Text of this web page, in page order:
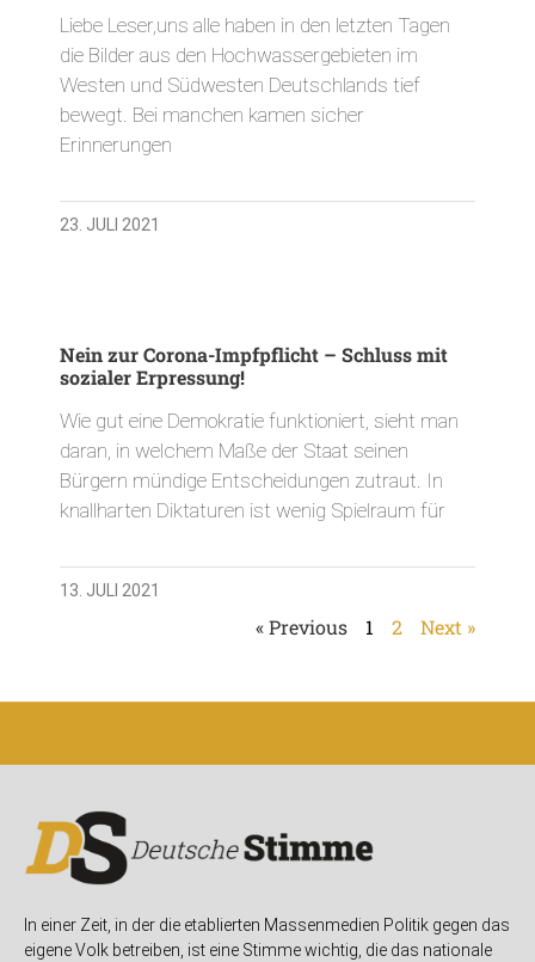
Liebe Leser,uns alle haben in den letzten Tagen
die Bilder aus den Hochwassergebieten im
Westen und Südwesten Deutschlands tief
bewegt. Bei manchen kamen sicher
Erinnerungen
23. JULI 2021
Nein zur Corona-Impfpflicht – Schluss mit
sozialer Erpressung!
Wie gut eine Demokratie funktioniert, sieht man
daran, in welchem Maße der Staat seinen
Bürgern mündige Entscheidungen zutraut. In
knallharten Diktaturen ist wenig Spielraum für
13. JULI 2021
« Previous 1 2 Next »
In einer Zeit, in der die etablierten Massenmedien Politik gegen das
eigene Volk betreiben, ist eine Stimme wichtig, die das nationale